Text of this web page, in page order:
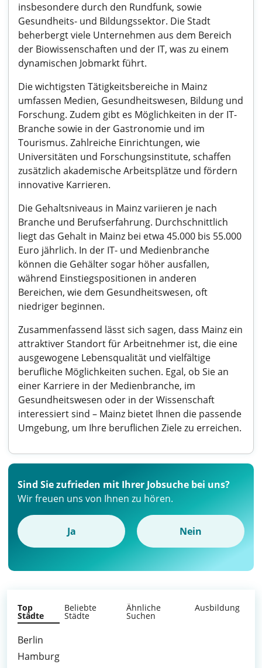
insbesondere durch den Rundfunk, sowie
Gesundheits- und Bildungssektor. Die Stadt
beherbergt viele Unternehmen aus dem Bereich
der Biowissenschaften und der IT, was zu einem
dynamischen Jobmarkt führt.
Die wichtigsten Tätigkeitsbereiche in Mainz
umfassen Medien, Gesundheitswesen, Bildung und
Forschung. Zudem gibt es Möglichkeiten in der IT-
Branche sowie in der Gastronomie und im
Tourismus. Zahlreiche Einrichtungen, wie
Universitäten und Forschungsinstitute, schaffen
zusätzlich akademische Arbeitsplätze und fördern
innovative Karrieren.
Die Gehaltsniveaus in Mainz variieren je nach
Branche und Berufserfahrung. Durchschnittlich
liegt das Gehalt in Mainz bei etwa 45.000 bis 55.000
Euro jährlich. In der IT- und Medienbranche
können die Gehälter sogar höher ausfallen,
während Einstiegspositionen in anderen
Bereichen, wie dem Gesundheitswesen, oft
niedriger beginnen.
Zusammenfassend lässt sich sagen, dass Mainz ein
attraktiver Standort für Arbeitnehmer ist, die eine
ausgewogene Lebensqualität und vielfältige
berufliche Möglichkeiten suchen. Egal, ob Sie an
einer Karriere in der Medienbranche, im
Gesundheitswesen oder in der Wissenschaft
interessiert sind – Mainz bietet Ihnen die passende
Umgebung, um Ihre beruflichen Ziele zu erreichen.
Sind Sie zufrieden mit Ihrer Jobsuche bei uns?
Wir freuen uns von Ihnen zu hören.
Ja Nein
Top
Städte
Beliebte
Städte
Ähnliche
Suchen
Ausbildung
Berlin
Hamburg